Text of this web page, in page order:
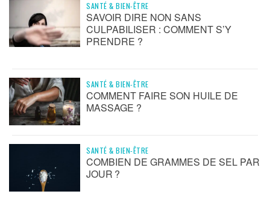
SANTÉ & BIEN-ÊTRE
SAVOIR DIRE NON SANS
CULPABILISER : COMMENT S’Y
PRENDRE ?
SANTÉ & BIEN-ÊTRE
COMMENT FAIRE SON HUILE DE
MASSAGE ?
SANTÉ & BIEN-ÊTRE
COMBIEN DE GRAMMES DE SEL PAR
JOUR ?